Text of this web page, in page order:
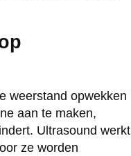
weerstand opwekken
aan te maken,
Ultrasound werkt
ze worden